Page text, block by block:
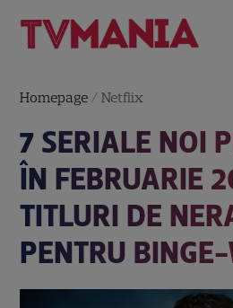
Homepage /Netflix
7 SERIALE NOI
ÎN FEBRUARIE
TITLURI DE
PENTRU